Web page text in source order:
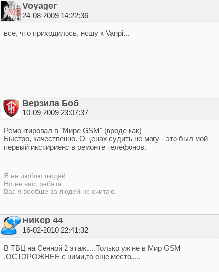
Voyager
24-08-2009 14:22:36
все, что приходилось, ношу к Vanpi...
Верзила Боб
10-09-2009 23:07:37
Ремонтировал в "Мире GSM" (вроде как)
Быстро, качественно. О ценах судить не могу - это был мой
первый икспириенс в ремонте телефонов.
Я не люблю людей.
Но не вас, ребята.
Вас я вообще за людей не считаю.
НиКор 44
16-02-2010 22:41:32
В ТВЦ на Сенной 2 этаж.....Только уж не в Мир GSM
,ОСТОРОЖНЕЕ с ними,то еще место.....